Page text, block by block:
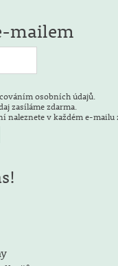
mailem
osobních údajů.
zasíláme zdarma.
naleznete v každém e-mailu